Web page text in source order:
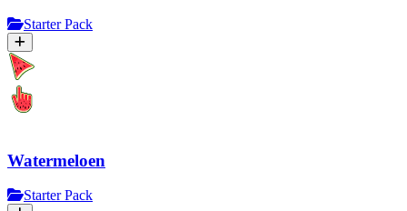
Starter Pack
Watermeloen
Starter Pack